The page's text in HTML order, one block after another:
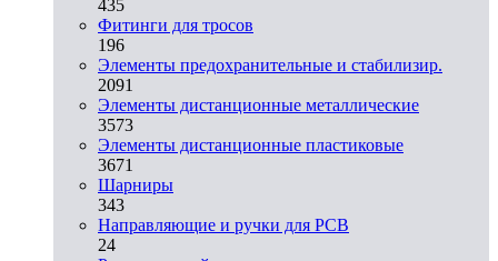
435
Фитинги для тросов
196
Элементы предохранительные и стабилизир.
2091
Элементы дистанционные металлические
3573
Элементы дистанционные пластиковые
3671
Шарниры
343
Направляющие и ручки для PCB
24